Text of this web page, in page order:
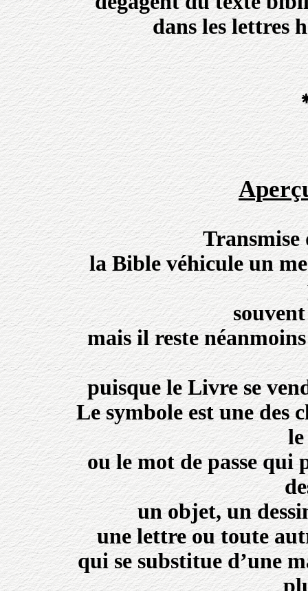
dans les lettres
Transmise
la Bible véhicule un
mais il reste
puisque le Livre se
Le symbole est une des
le
ou le mot de passe qui
un objet, un
une lettre ou toute
qui se substitue d’une